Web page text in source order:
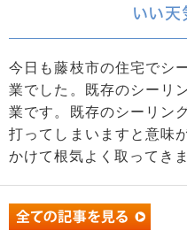
いい
今日も藤枝市の住宅でシ
業でした。既存のシーリ
業です。既存のシーリン
打ってしまいますと意味
かけて根気よく取ってきま